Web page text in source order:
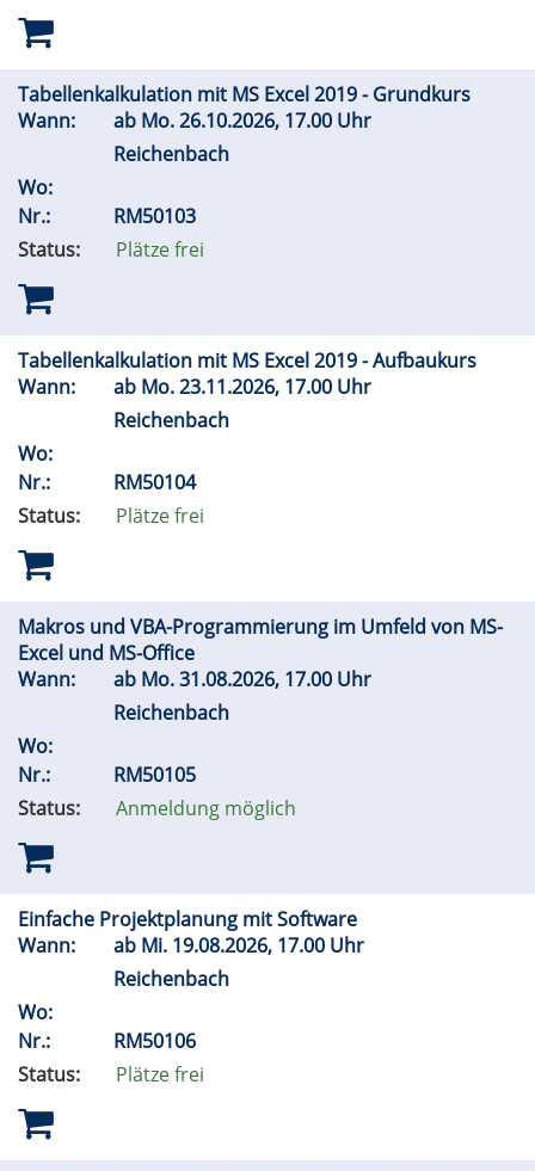
Tabellenkalkulation mit MS Excel 2019 - Grundkurs
Wann:
ab Mo.26.10.2026, 17.00 Uhr
Reichenbach
Wo:
Nr.:
RM50103
Status:
Plätze frei
Tabellenkalkulation mit MS Excel 2019 - Aufbaukurs
Wann:
ab Mo.23.11.2026, 17.00 Uhr
Reichenbach
Wo:
Nr.:
RM50104
Status:
Plätze frei
Makros und VBA-Programmierung im Umfeld von MS-
Excel und MS-Office
Wann:
ab Mo.31.08.2026, 17.00 Uhr
Reichenbach
Wo:
Nr.:
RM50105
Status:
Anmeldung möglich
Einfache Projektplanung mit Software
Wann:
ab Mi. 19.08.2026, 17.00 Uhr
Reichenbach
Wo:
Nr.:
RM50106
Status:
Plätze frei